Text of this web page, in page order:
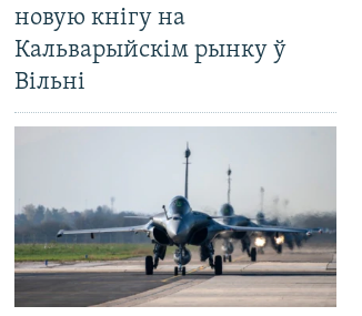
новую кнігу на
Кальварыйскім рынку ў
Вільні